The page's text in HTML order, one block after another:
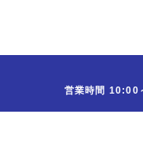
営業時間 10:00